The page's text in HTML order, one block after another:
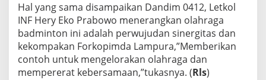
Hal yang sama disampaikan Dandim 0412, Letkol
INF Hery Eko Prabowo menerangkan olahraga
badminton ini adalah perwujudan sinergitas dan
kekompakan Forkopimda Lampura,”Memberikan
contoh untuk mengelorakan olahraga dan
mempererat kebersamaan,”tukasnya. (Rls)